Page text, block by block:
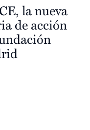
la nueva
de acción